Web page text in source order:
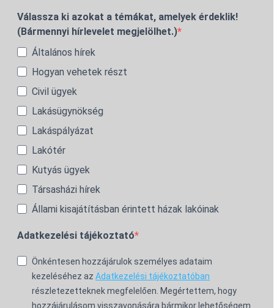
Válassza ki azokat a témákat, amelyek érdeklik!
(Bármennyi hírlevelet megjelölhet.)
Általános hírek
Hogyan vehetek részt
Civil ügyek
Lakásügynökség
Lakáspályázat
Lakótér
Kutyás ügyek
Társasházi hírek
Állami kisajátításban érintett házak lakóinak
Adatkezelési tájékoztató
Önkéntesen hozzájárulok személyes adataim
kezeléséhez az Adatkezelési tájékoztatóban
részletezetteknek megfelelően. Megértettem, hogy
hozzájárulásom visszavonására bármikor lehetőségem